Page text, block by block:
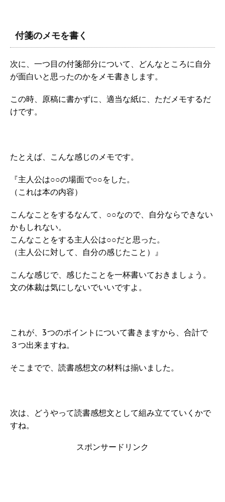
付箋のメモを書く
次に、一つ目の付箋部分について、どんなところに自分
が面白いと思ったのかをメモ書きします。
この時、原稿に書かずに、適当な紙に、ただメモするだ
けです。
たとえば、こんな感じのメモです。
『主人公は○○の場面で○○をした。
（これは本の内容）
こんなことをするなんて、○○なので、自分ならできない
かもしれない。
こんなことをする主人公は○○だと思った。
（主人公に対して、自分の感じたこと）』
こんな感じで、感じたことを一杯書いておきましょう。
文の体裁は気にしないでいいですよ。
これが、3つのポイントについて書きますから、合計で
３つ出来ますね。
そこまでで、読書感想文の材料は揃いました。
次は、どうやって読書感想文として組み立てていくかで
すね。
スポンサードリンク